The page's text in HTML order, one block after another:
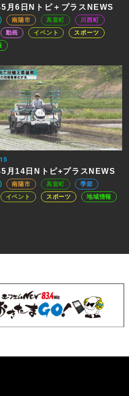
月6日Nトピ＋プラスNEWS
南陽市 高畠町
川西町
動画 イベント
スポーツ
月14日Nトピ+プラスNEWS
南陽市 高畠町
季節
イベント スポーツ 地域情報